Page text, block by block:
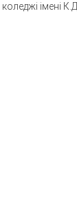
імені К.Д.